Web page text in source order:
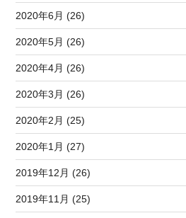
2020年6月 (26)
2020年5月 (26)
2020年4月 (26)
2020年3月 (26)
2020年2月 (25)
2020年1月 (27)
2019年12月 (26)
2019年11月 (25)